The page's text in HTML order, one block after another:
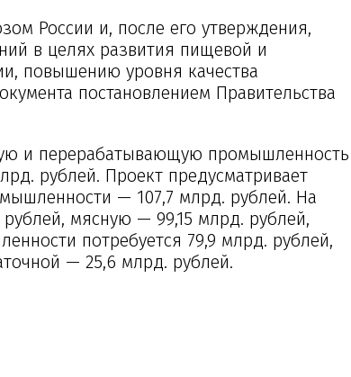
России и, после его утверждения,
в целях развития пищевой и
повышению уровня качества
постановлением Правительства
и перерабатывающую промышленность
рублей. Проект предусматривает
— 107,7 млрд. рублей. На
мясную — 99,15 млрд. рублей,
потребуется 79,9 млрд. рублей,
— 25,6 млрд. рублей.